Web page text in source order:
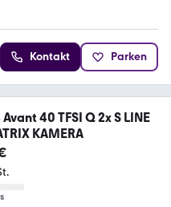
Kontakt Parken
40 TFSI Q 2x S LINE
KAMERA